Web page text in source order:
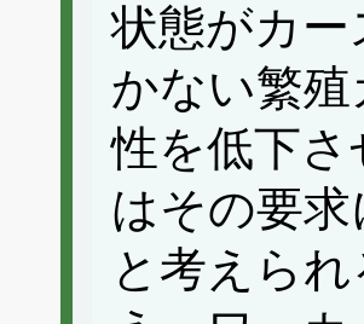
状態がカ
かない繁
性を低下
はその要
と考えら